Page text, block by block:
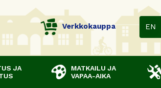
Verkkokauppa EN
JA
MATKAILU JA
VAPAA-AIKA